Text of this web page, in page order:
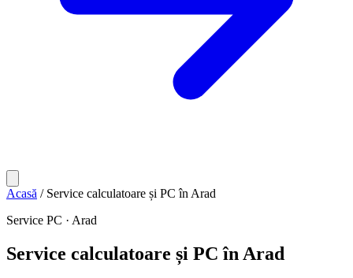
Acasă / Service calculatoare și PC în Arad
Service PC · Arad
Service calculatoare și PC în Arad